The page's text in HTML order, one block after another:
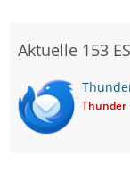
Aktuelle 153
Thunder